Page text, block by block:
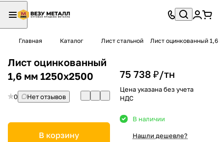
Главная Каталог Лист стальной Лист оцинкованный
Лист оцинкованный
1,6 мм 1250х2500
0 Нет отзывов
В корзину
75 738 ₽/тн
Цена указана без учета
НДС
В наличии
Нашли дешевле?